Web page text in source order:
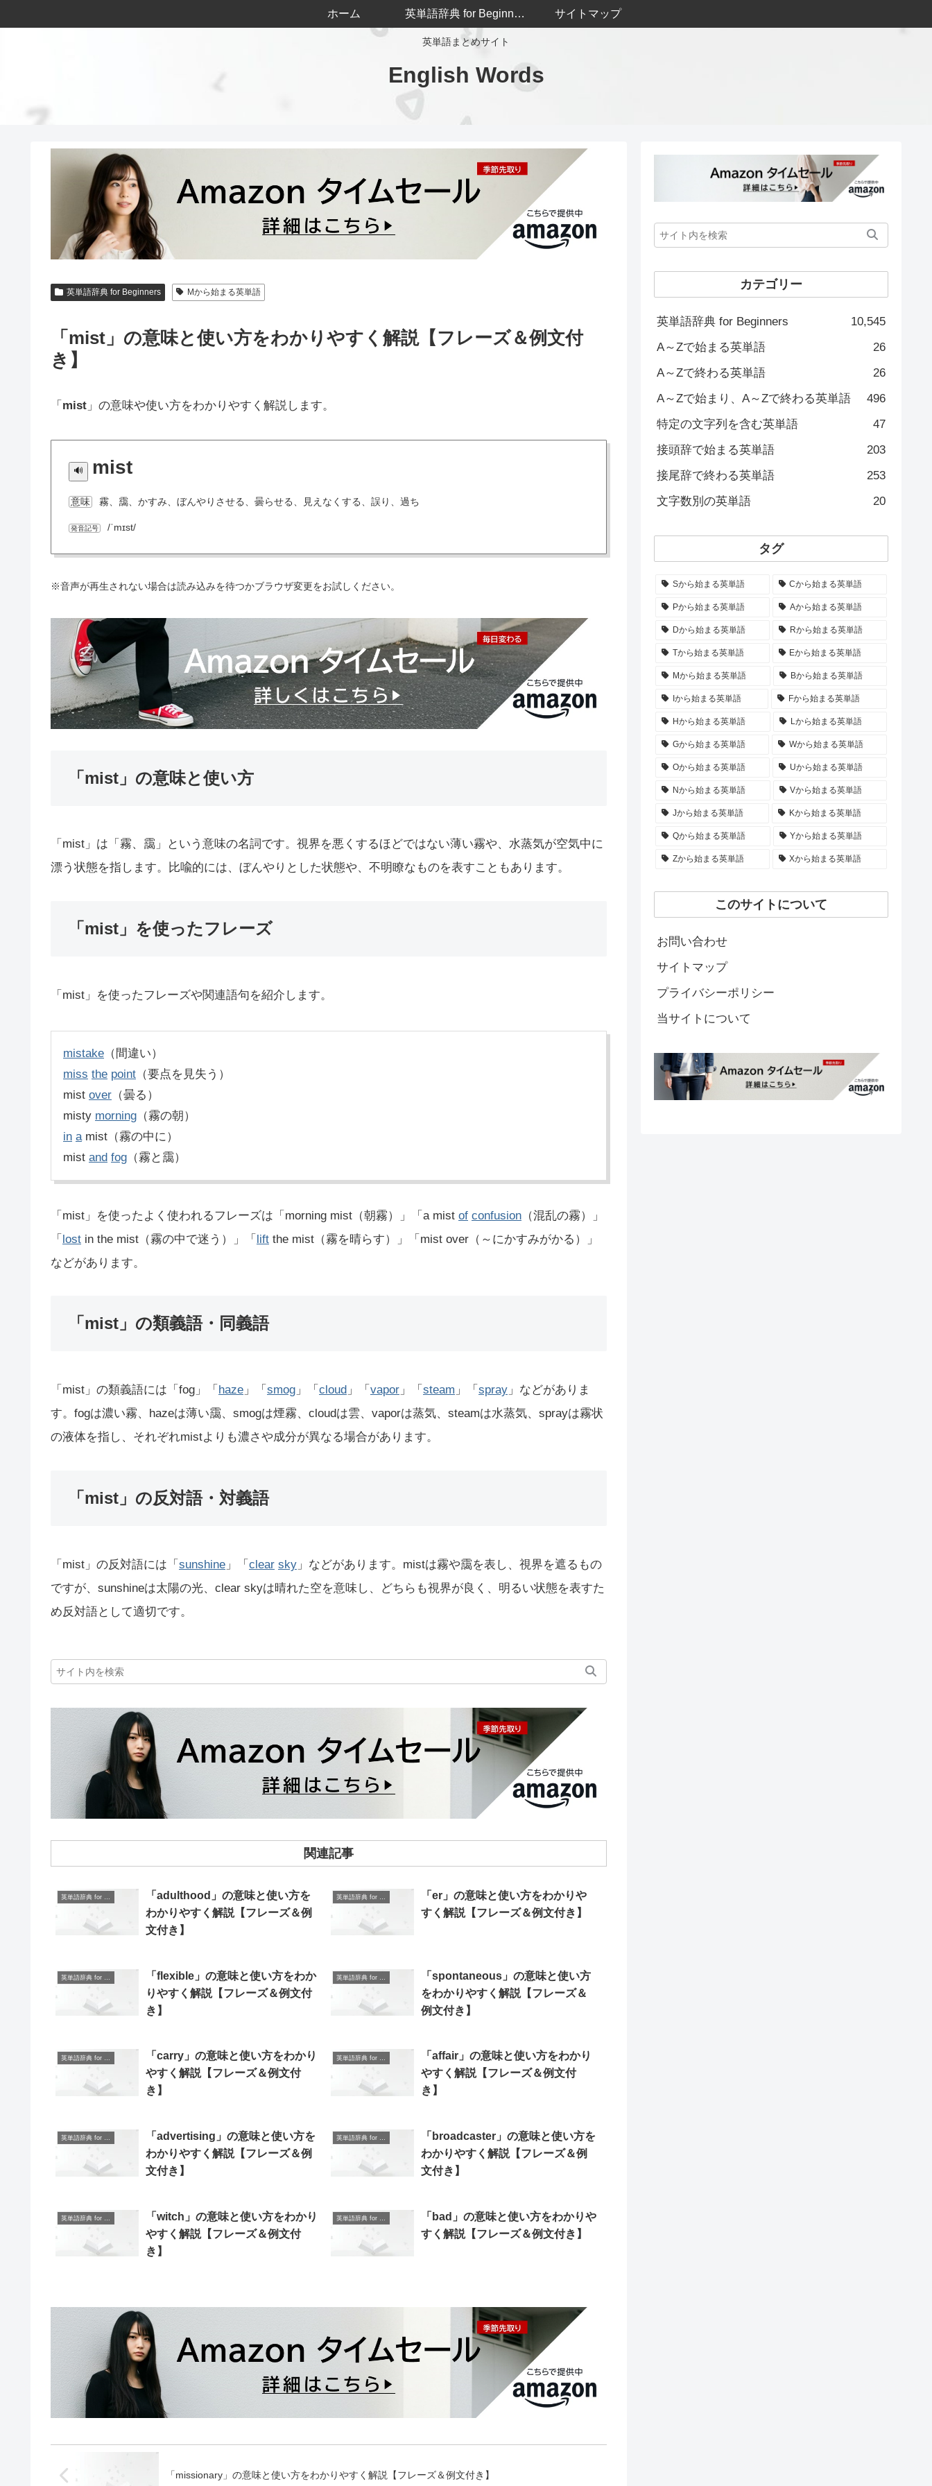
英単語まとめサイト
English Words
ホーム 英単語辞典 for Beginners サイトマップ
英単語辞典 for Beginners Mから始まる英単語
「mist」の意味と使い方をわかりやすく解説【フレーズ＆例文付
き】
「 mist 」の意味や使い方をわかりやすく解説します。
mist
意味 霧、靄、かすみ、ぼんやりさせる、曇らせる、見えなくする、誤り、過ち
発音記号 /ˈmɪst/
※音声が再生されない場合は読み込みを待つかブラウザ変更をお試しください。
「mist」の意味と使い方
「mist」は「霧、靄」という意味の名詞です。視界を悪くするほどではない薄い霧や、水蒸気が空気中に
漂う状態を指します。比喩的には、ぼんやりとした状態や、不明瞭なものを表すこともあります。
「mist」を使ったフレーズ
「mist」を使ったフレーズや関連語句を紹介します。
mistake （間違い）
miss the point （要点を見失う）
mist over （曇る）
misty morning （霧の朝）
in amist（霧の中に）
mist and fog （霧と靄）
「mist」を使ったよく使われるフレーズは「morning mist（朝霧）」「a mist of confusion （混乱の霧）」
「 lost in the mist（霧の中で迷う）」「 lift the mist（霧を晴らす）」「mist over（～にかすみがかる）」
などがあります。
「mist」の類義語・同義語
「mist」の類義語には「fog」「 haze 」「 smog 」「 cloud 」「 vapor 」「 steam 」「 spray 」などがありま
す。fogは濃い霧、hazeは薄い靄、smogは煙霧、cloudは雲、vaporは蒸気、steamは水蒸気、sprayは霧状
の液体を指し、それぞれmistよりも濃さや成分が異なる場合があります。
「mist」の反対語・対義語
「mist」の反対語には「 sunshine 」「 clear sky 」などがあります。mistは霧や靄を表し、視界を遮るもの
ですが、sunshineは太陽の光、clear skyは晴れた空を意味し、どちらも視界が良く、明るい状態を表すた
め反対語として適切です。
関連記事
「adulthood」の意味と使い方を
わかりやすく解説【フレーズ＆例
文付き】
「er」の意味と使い方をわかりや
すく解説【フレーズ＆例文付き】
「flexible」の意味と使い方をわか
りやすく解説【フレーズ＆例文付
き】
「spontaneous」の意味と使い方
をわかりやすく解説【フレーズ＆
例文付き】
「carry」の意味と使い方をわかり
やすく解説【フレーズ＆例文付
き】
「affair」の意味と使い方をわかり
やすく解説【フレーズ＆例文付
き】
英単語辞典 for Beginners
「advertising」の意味と使い方を
わかりやすく解説【フレーズ＆例
文付き】
英単語辞典 for Beginners
「broadcaster」の意味と使い方を
わかりやすく解説【フレーズ＆例
文付き】
英単語辞典 for Beginners
「witch」の意味と使い方をわかり
やすく解説【フレーズ＆例文付
き】
英単語辞典 for Beginners
「bad」の意味と使い方をわかりや
すく解説【フレーズ＆例文付き】
「missionary」の意味と使い方をわかりやすく解説【フレーズ＆例文付き】
カテゴリー
英単語辞典 for Beginners
10,545
A～Zで始まる英単語
26
A～Zで終わる英単語
26
A～Zで始まり、A～Zで終わる英単語
496
特定の文字列を含む英単語
47
接頭辞で始まる英単語
203
接尾辞で終わる英単語
253
文字数別の英単語
20
タグ
Sから始まる英単語 Cから始まる英単語
Pから始まる英単語 Aから始まる英単語
Dから始まる英単語 Rから始まる英単語
Tから始まる英単語 Eから始まる英単語
Mから始まる英単語 Bから始まる英単語
Iから始まる英単語 Fから始まる英単語
Hから始まる英単語 Lから始まる英単語
Gから始まる英単語 Wから始まる英単語
Oから始まる英単語 Uから始まる英単語
Nから始まる英単語 Vから始まる英単語
Jから始まる英単語 Kから始まる英単語
Qから始まる英単語 Yから始まる英単語
Zから始まる英単語 Xから始まる英単語
このサイトについて
お問い合わせ
サイトマップ
プライバシーポリシー
当サイトについて